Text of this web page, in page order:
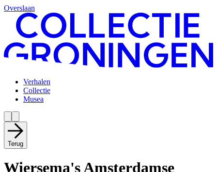
Overslaan
Verhalen
Collectie
Musea
Terug
Wiersema's Amsterdamse